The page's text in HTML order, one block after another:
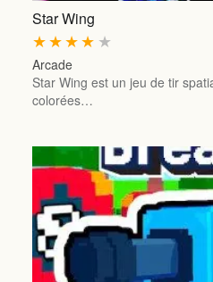
Star Wing
★
★
★
★
★
Arcade
Star Wing est un jeu de tir
colorées…